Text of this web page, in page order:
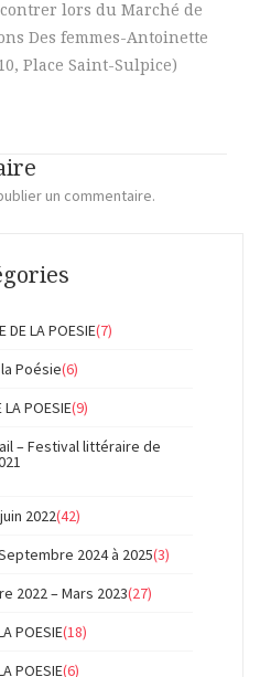
lors du Marché de
Des femmes-Antoinette
Place Saint-Sulpice)
un commentaire.
DE LA POESIE(7)
Poésie(6)
POESIE(9)
– Festival littéraire de
2022(42)
2024 à 2025(3)
2022 – Mars 2023(27)
POESIE(18)
POESIE(6)